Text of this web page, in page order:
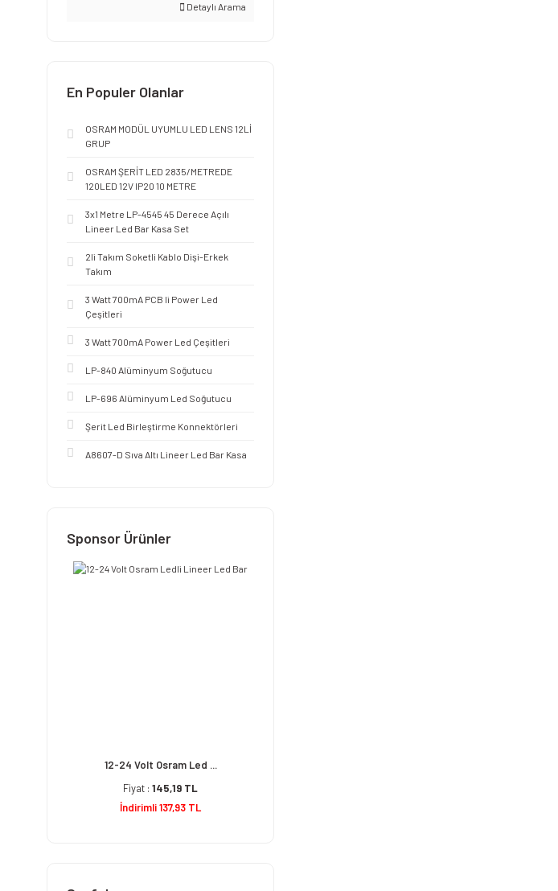
Detaylı Arama
En Populer Olanlar
OSRAM MODÜL UYUMLU LED LENS 12Lİ
GRUP
OSRAM ŞERİT LED 2835/METREDE
120LED 12V IP20 10 METRE
3x1 Metre LP-4545 45 Derece Açılı
Lineer Led Bar Kasa Set
2li Takım Soketli Kablo Dişi-Erkek
Takım
3 Watt 700mA PCB li Power Led
Çeşitleri
3 Watt 700mA Power Led Çeşitleri
LP-840 Alüminyum Soğutucu
LP-696 Alüminyum Led Soğutucu
Şerit Led Birleştirme Konnektörleri
A8607-D Sıva Altı Lineer Led Bar Kasa
Sponsor Ürünler
12-24 Volt Osram Led ...
Fiyat : 145,19 TL
İndirimli 137,93 TL